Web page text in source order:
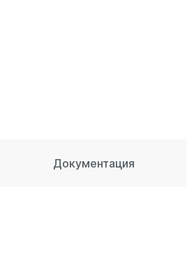
Документация